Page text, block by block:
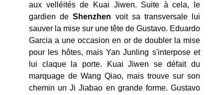
aux velléités de Kuai Jiwen. Suite à cela, le
gardien deShenzhen voit sa transversale lui
sauver la mise sur une tête de Gustavo. Eduardo
Garcia a une occasion en or de doubler la mise
pour les hôtes, mais Yan Junling s'interpose et
lui claque la porte. Kuai Jiwen se défait du
marquage de Wang Qiao, mais trouve sur son
chemin un Ji Jiabao en grande forme. Gustavo